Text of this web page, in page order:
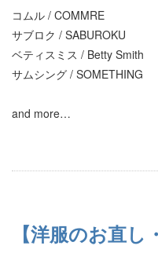
コムル / COMMRE
サブロク / SABUROKU
ベティスミス / Betty Smith
サムシング / SOMETHING
and more…
【洋服のお直し